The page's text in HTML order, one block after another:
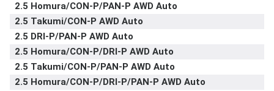
2.5 Homura/CON-P/PAN-P AWD Auto
2.5 Takumi/CON-P AWD Auto
2.5 DRI-P/PAN-P AWD Auto
2.5 Homura/CON-P/DRI-P AWD Auto
2.5 Takumi/CON-P/PAN-P AWD Auto
2.5 Homura/CON-P/DRI-P/PAN-P AWD Auto